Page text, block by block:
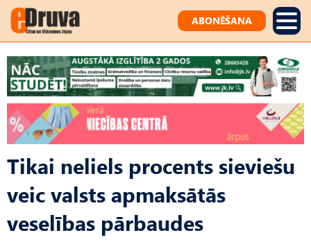
ABONĒŠANA
Tikai neliels procents sieviešu
veic valsts apmaksātās
veselības pārbaudes